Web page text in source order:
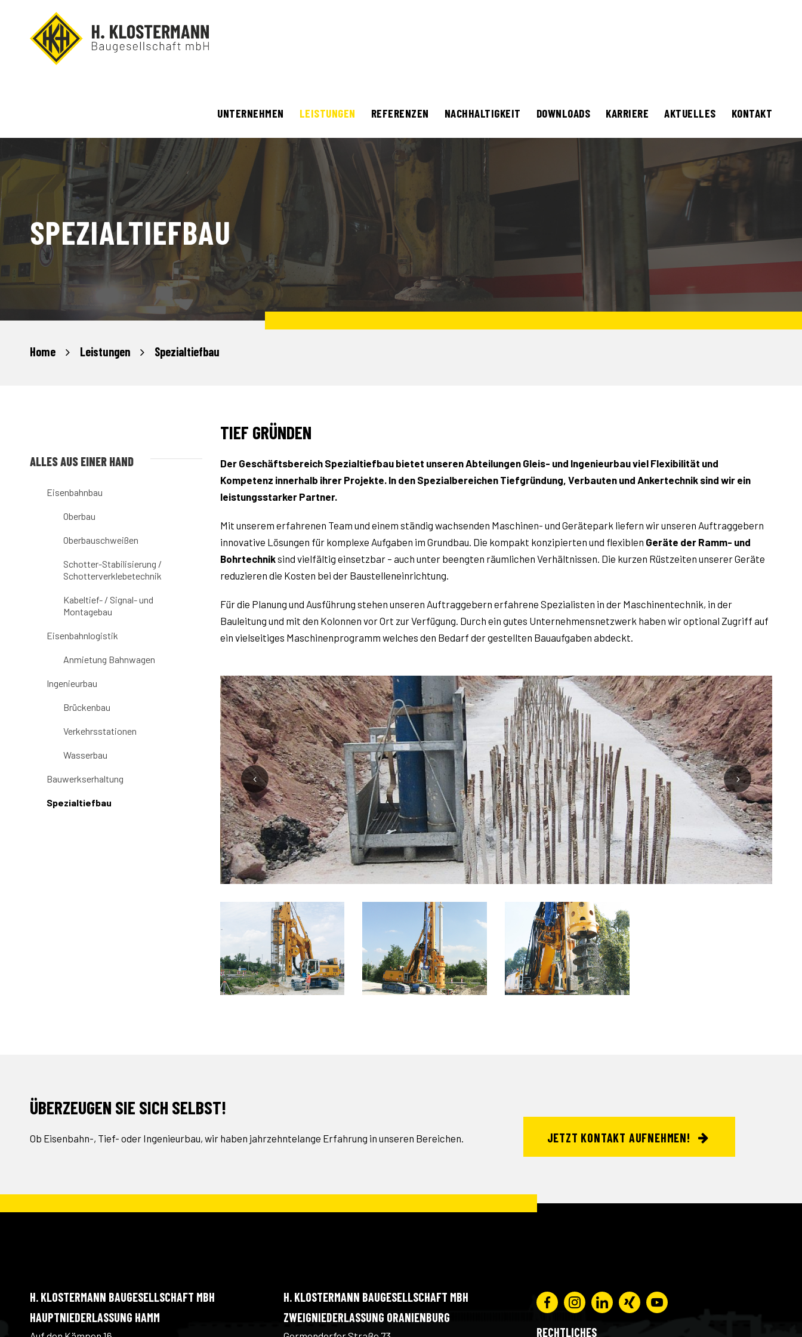
UNTERNEHMEN LEISTUNGEN REFERENZEN NACHHALTIGKEIT DOWNLOADS KARRIERE AKTUELLES KONTAKT
SPEZIALTIEFBAU
Home Leistungen Spezialtiefbau
TIEF GRÜNDEN
Der Geschäftsbereich Spezialtiefbau bietet unseren Abteilung­en Gleis- und Ingenieurbau viel Flexibilität und
Kompetenz innerhalb ihrer Projekte. In den Spezialbereichen Tiefgründung, Verbauten und Ankertechnik sind wir ein
leistungs­starker Partner.
Mit unserem erfahrenen Team und einem ständig wachsenden Maschinen- und Gerätepark liefern wir unseren Auftrag­gebern
innovative Lösungen für komplexe Aufgaben im Grundbau. Die kompakt konzipierten und flexiblen Geräte der Ramm- und
Bohrtechniksind vielfältig einsetzbar – auch unter beengten räumlichen Verhältnissen. Die kurzen Rüstzeiten unserer Geräte
reduzieren die Kosten bei der Baustelleneinrichtung.
Für die Planung und Ausführung stehen unseren Auftrag­gebern erfahrene Spezialisten in der Maschinentechnik, in der
Bauleitung und mit den Kolonnen vor Ort zur Verfügung. Durch ein gutes Unternehmensnetzwerk haben wir optional Zugriff auf
ein vielseitiges Maschinenprogramm welches den Bedarf der gestellten Bauaufgaben abdeckt.
ALLES AUS EINER HAND
Eisenbahnbau
Oberbau
Oberbauschweißen
Schotter-Stabilisierung /
Schotterverklebetechnik
Kabeltief- / Signal- und
Montagebau
Eisenbahnlogistik
Anmietung Bahnwagen
Ingenieurbau
Brückenbau
Verkehrsstationen
Wasserbau
Bauwerkserhaltung
Spezialtiefbau
ÜBERZEUGEN SIE SICH SELBST!
Ob Eisenbahn-, Tief- oder Ingenieurbau, wir haben jahrzehntelange Erfahrung in unseren Bereichen. JETZT KONTAKT AUFNEHMEN!
H. KLOSTERMANN BAUGESELLSCHAFT MBH
HAUPTNIEDERLASSUNG HAMM
H. KLOSTERMANN BAUGESELLSCHAFT MBH
ZWEIGNIEDERLASSUNG ORANIENBURG
RECHTLICHES